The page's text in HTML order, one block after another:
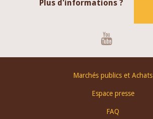
Plus d'informations ?
Marchés publics et Achats
Espace presse
FAQ